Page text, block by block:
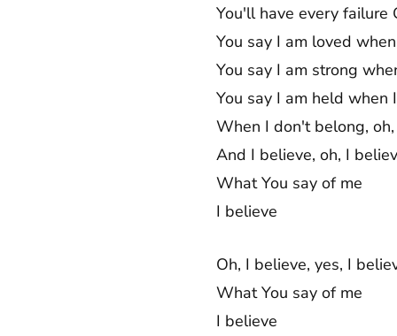
You'll have every failure
You say I am loved
You say I am strong
You say I am held when
When I don't belong, oh,
And I believe, oh, I
What You say of me
I believe
Oh, I believe, yes, I
What You say of me
I believe